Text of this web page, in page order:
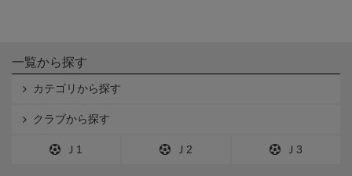
一覧から探す
カテゴリから探す
クラブから探す
Ｊ1 Ｊ2 Ｊ3